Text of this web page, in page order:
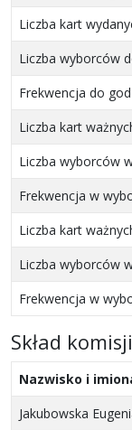
Liczba kart
Liczba wyborców
Frekwencja do
Liczba kart
Liczba wyborców
Frekwencja w
Liczba kart
Liczba wyborców
Frekwencja w
Skład komisji
Nazwisko i
Jakubowska